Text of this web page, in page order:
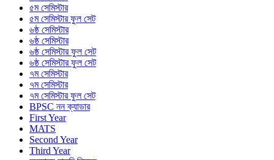
৫ম সেমিস্টার
৫ম সেমিস্টার ফুল সেট
৬ষ্ঠ সেমিস্টার
৬ষ্ঠ সেমিস্টার
৬ষ্ঠ সেমিস্টার ফুল সেট
৬ষ্ঠ সেমিস্টার ফুল সেট
৭ম সেমিস্টার
৭ম সেমিস্টার
৭ম সেমিস্টার ফুল সেট
BPSC নন ক্যাডার
First Year
MATS
Second Year
Third Year